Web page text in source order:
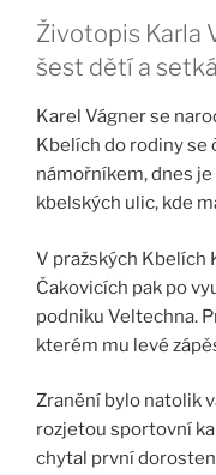
Životopis Karla
šest dětí a
Karel Vágner se
Kbelích do rodiny se
námořníkem, dnes
kbelských ulic, kde
V pražských Kbelích
Čakovicích pak po
podniku Veltechna.
kterém mu levé
Zranění bylo natolik
rozjetou sportovní
chytal první